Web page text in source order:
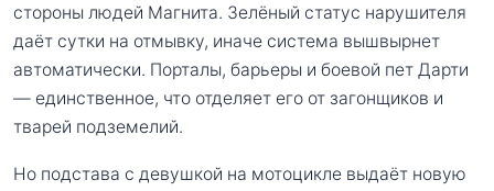
стороны людей Магнита. Зелёный статус нарушителя
даёт сутки на отмывку, иначе система вышвырнет
автоматически. Порталы, барьеры и боевой пет Дарти
— единственное, что отделяет его от загонщиков и
тварей подземелий.
Но подстава с девушкой на мотоцикле выдаёт новую